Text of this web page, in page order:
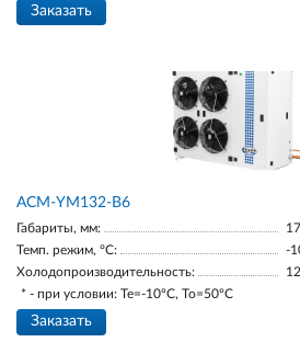
Заказать
АСМ-YM132-В6
Габариты, мм:
Темп. режим, °С:
-
Холодопроизводительность:
* - при условии: Te=-10ºC, To=50ºC
Заказать